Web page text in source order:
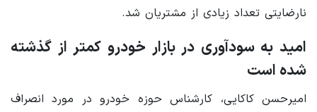
نارضایتی تعداد زیادی از مشتریان شد.
امید به سودآوری در بازار خودرو کمتر از گذشته
شده است
امیرحسن کاکایی، کارشناس حوزه خودرو در مورد انصراف